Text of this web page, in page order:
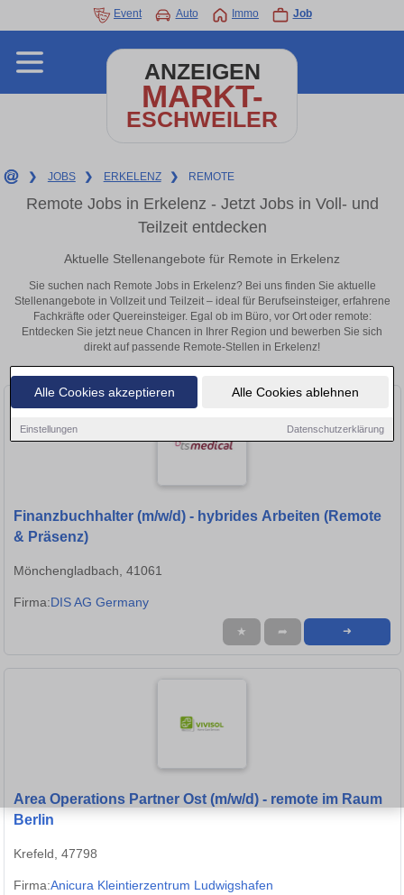
Alle Cookies akzeptieren Alle Cookies ablehnen
Einstellungen Datenschutzerklärung
Event Auto Immo Job
ANZEIGEN
MARKT-
ESCHWEILER
❯ JOBS ❯ ERKELENZ ❯ REMOTE
Remote Jobs in Erkelenz - Jetzt Jobs in Voll- und
Teilzeit entdecken
Aktuelle Stellenangebote für Remote in Erkelenz
Sie suchen nach Remote Jobs in Erkelenz? Bei uns finden Sie aktuelle
Stellenangebote in Vollzeit und Teilzeit – ideal für Berufseinsteiger, erfahrene
Fachkräfte oder Quereinsteiger. Egal ob im Büro, vor Ort oder remote:
Entdecken Sie jetzt neue Chancen in Ihrer Region und bewerben Sie sich
direkt auf passende Remote-Stellen in Erkelenz!
Finanzbuchhalter (m/w/d) - hybrides Arbeiten (Remote
& Präsenz)
Mönchengladbach, 41061
Firma:DIS AG Germany
★ ➦ ➜
Area Operations Partner Ost (m/w/d) - remote im Raum
Berlin
Krefeld, 47798
Firma:Anicura Kleintierzentrum Ludwigshafen